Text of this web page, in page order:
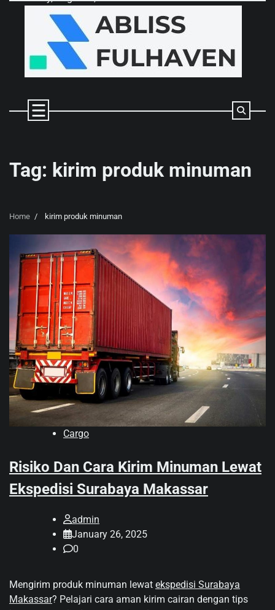
Tag: kirim produk minuman
Home kirim produk minuman
Cargo
Risiko Dan Cara Kirim Minuman Lewat
Ekspedisi Surabaya Makassar
admin
January 26, 2025
0
Mengirim produk minuman lewat ekspedisi Surabaya
Makassar? Pelajari cara aman kirim cairan dengan tips